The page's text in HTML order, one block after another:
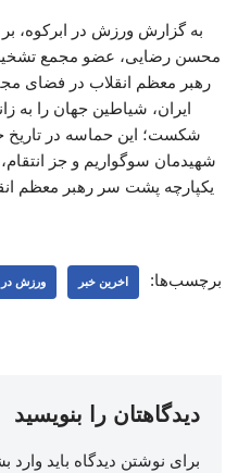
به گزارش ورزش در ابرکوه،
محسن رضایی، عضو مجمع
رهبر معظم انقلاب در فضای
ایران، شیاطین جهان را به
شکست؛ این حماسه در تاریخ
شهیدمان سوگواریم و جز
یکپارچه پشت سر رهبر معظم
برچسب‌ها: اخرین خبر ورزش در
دیدگاهتان را بنویسید
برای نوشتن دیدگاه باید وارد